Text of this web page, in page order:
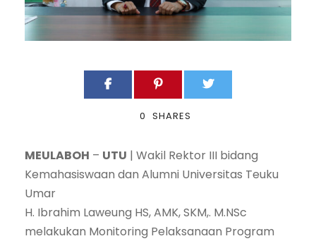
0 SHARES
MEULABOH – UTU | Wakil Rektor III bidang
Kemahasiswaan dan Alumni Universitas Teuku
Umar
H. Ibrahim Laweung HS, AMK, SKM,. M.NSc
melakukan Monitoring Pelaksanaan Program